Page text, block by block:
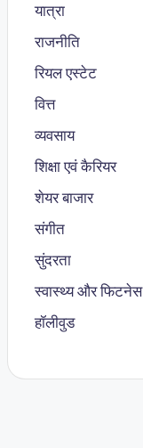
यात्रा
राजनीति
रियल एस्टेट
वित्त
व्यवसाय
शिक्षा एवं कैरियर
शेयर बाजार
संगीत
सुंदरता
स्वास्थ्य और फिटनेस
हॉलीवुड